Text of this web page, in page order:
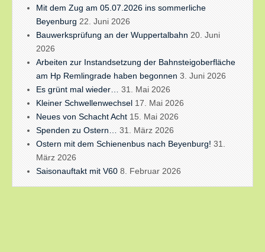
Mit dem Zug am 05.07.2026 ins sommerliche
Beyenburg 22. Juni 2026
Bauwerksprüfung an der Wuppertalbahn 20. Juni
2026
Arbeiten zur Instandsetzung der Bahnsteigoberfläche
am Hp Remlingrade haben begonnen 3. Juni 2026
Es grünt mal wieder…
31. Mai 2026
Kleiner Schwellenwechsel 17. Mai 2026
Neues von Schacht Acht 15. Mai 2026
Spenden zu Ostern…
31. März 2026
Ostern mit dem Schienenbus nach Beyenburg! 31.
März 2026
Saisonauftakt mit V60 8. Februar 2026